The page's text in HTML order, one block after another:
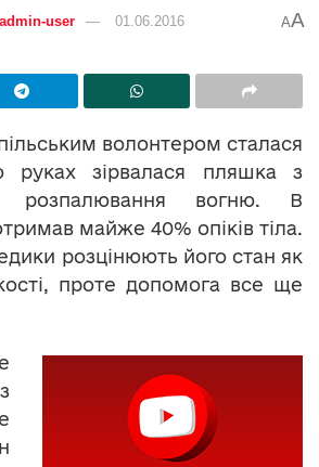
user 01.06.2016 AA
волонтером сталася
руках зірвалася пляшка з
розпалювання вогню. В
майже 40% опіків тіла.
розцінюють його стан як
проте допомога все ще